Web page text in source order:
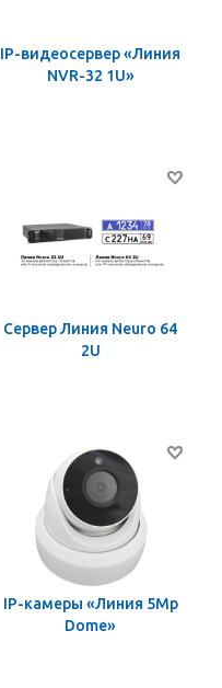
IP-видеосервер «Линия
NVR-32 1U»
Сервер Линия Neuro 64
2U
IP-камеры «Линия 5Mp
Dome»